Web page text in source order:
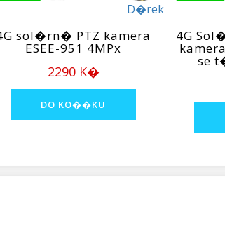
D�rek
sol�rn� PTZ kamera
ESEE-951 4MPx
2290 K�
4G
se